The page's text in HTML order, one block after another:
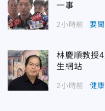
一事
2小時前 要聞
林慶順教授
生網站
2小時前 健康